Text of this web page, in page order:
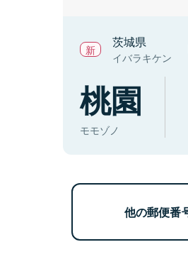
茨城県
イバラキケン
桃園
モモゾノ
他の郵便番